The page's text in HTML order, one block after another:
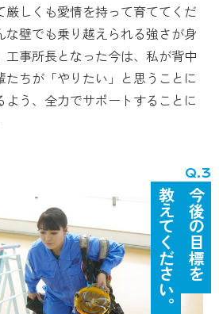
厳しくも愛情を持って育ててくだ
な壁でも乗り越えられる強さが身
工事所長となった今は、私が背中
たちが「やりたい」と思うことに
よう、全力でサポートすることに
今後の目標を
教えてください。